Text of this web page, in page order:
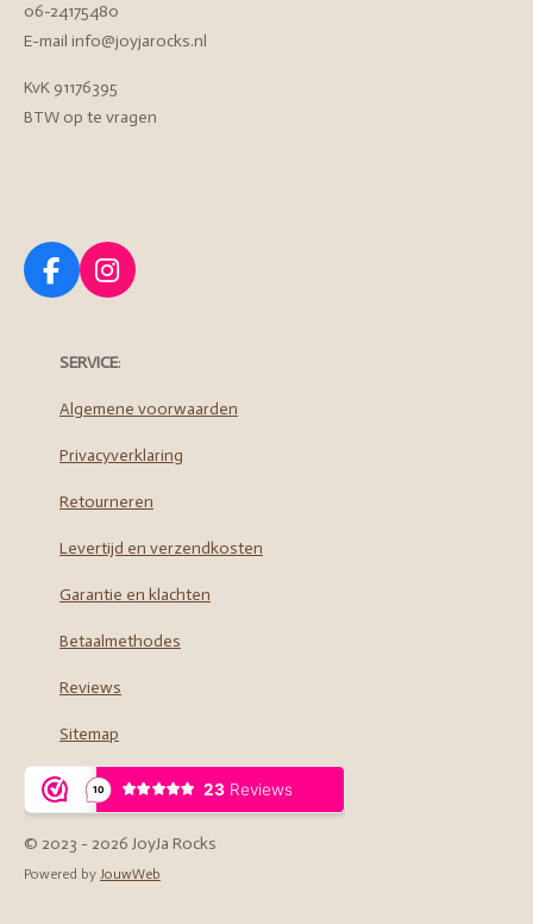
06-24175480
E-mail info@joyjarocks.nl
KvK 91176395
BTW op te vragen
F
a
e
o
k
I
n
t
g
a
SERVICE:
Algemene voorwaarden
Privacyverklaring
Retourneren
Levertijd en verzendkosten
Garantie en klachten
Betaalmethodes
Reviews
Sitemap
© 2023 - 2026 JoyJa Rocks
Powered by JouwWeb